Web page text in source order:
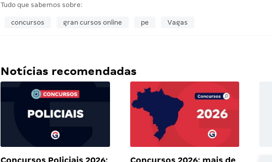
Tudo que sabemos sobre:
concursos gran cursos online pe Vagas
Notícias recomendadas